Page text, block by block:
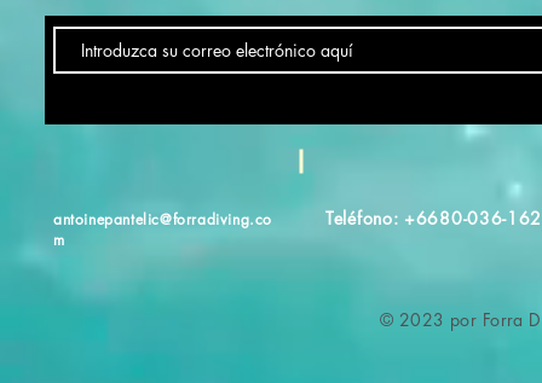
antoinepantelic@forradiving.co
m
Teléfono: +6680-036-
© 2023 por Forra